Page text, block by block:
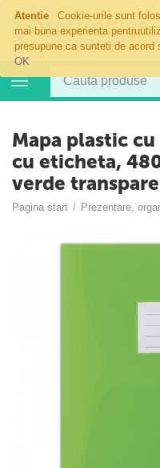
Atentie
Cookie-urile sunt
mai buna experienta
presupune ca sunteti de
OK
Mapa plastic
cu eticheta,
verde
Pagina start / Prezentare,